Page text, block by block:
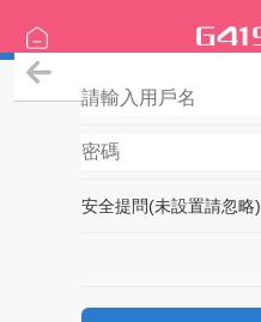
安全提問(未設置請忽略)